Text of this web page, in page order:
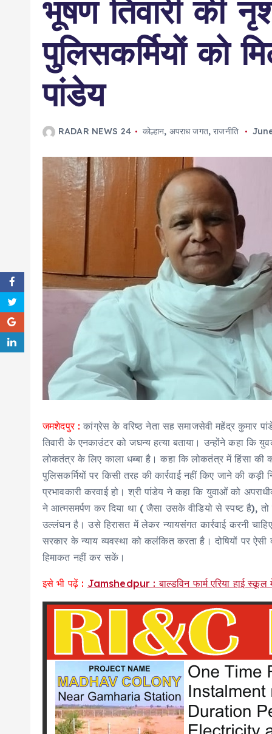
भूषण तिवारी की
पुलिसकर्मियों को
पांडेय
RADAR NEWS 24 कोल्हान, अपराध जगत,राजनीति
जमशेदपुर : कांग्रेस के वरिष्ठ नेता सह समाजसेवी महेंद्र कुमार
तिवारी के एनकाउंटर को जघन्य हत्या बताया। उन्होंने कहा
लोकतंत्र के लिए काला धब्बा है। कहा कि लोकतंत्र में हिंसा की
पुलिसकर्मियों पर किसी तरह की कार्रवाई नहीं किए जाने की
प्रभावकारी करवाई हो। श्री पांडेय ने कहा कि युवाओं को
ने आत्मसमर्पण कर दिया था ( जैसा उसके वीडियो से स्पष्ट है),
उल्लंघन है। उसे हिरासत में लेकर न्यायसंगत कार्रवाई करनी
सरकार के न्याय व्यवस्था को कलंकित करता है। दोषियों पर ऐसी
हिमाकत नहीं कर सकें।
इसे भी पढ़ें : Jamshedpur : बाल्डविन फार्म एरिया हाई स्कूल में